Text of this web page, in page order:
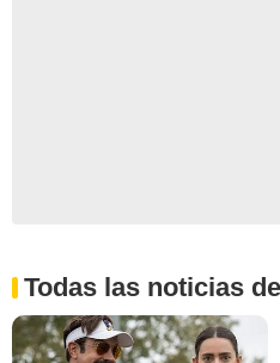
Todas las noticias